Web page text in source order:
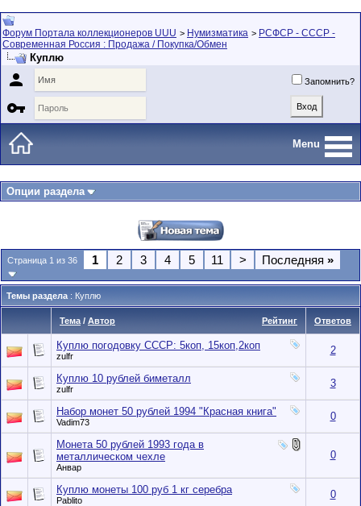
Форум Портала коллекционеров UUU > Нумизматика > РСФСР - СССР -
Современная Россия : Продажа / Покупка/Обмен
Куплю
 Запомнить?

Menu
Опции раздела
Страница 1 из 36 1 2 3 4 5 11 > Последняя »
Темы раздела : Куплю
Рейтинг
Тема / Автор Ответов
Куплю погодовку СССР: 5коп, 15коп,2коп
zulfr 2
Куплю 10 рублей биметалл
zulfr 3
Набор монет 50 рублей 1994 "Красная книга"
Vadim73 0
Монета 50 рублей 1993 года в
металлическом чехле
Анвар
0
Куплю монеты 100 руб 1 кг серебра
Pablito 0